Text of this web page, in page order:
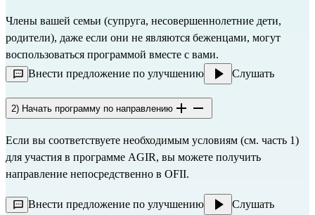
Члены вашей семьи (супруга, несовершеннолетние дети,
родители), даже если они не являются беженцами, могут
воспользоваться программой вместе с вами.
Внести предложение по улучшению
Слушать
2) Начать программу по направлению
Если вы соответствуете необходимым условиям (см. часть 1)
для участия в программе AGIR, вы можете получить
направление непосредственно в OFII.
Внести предложение по улучшению Слушать